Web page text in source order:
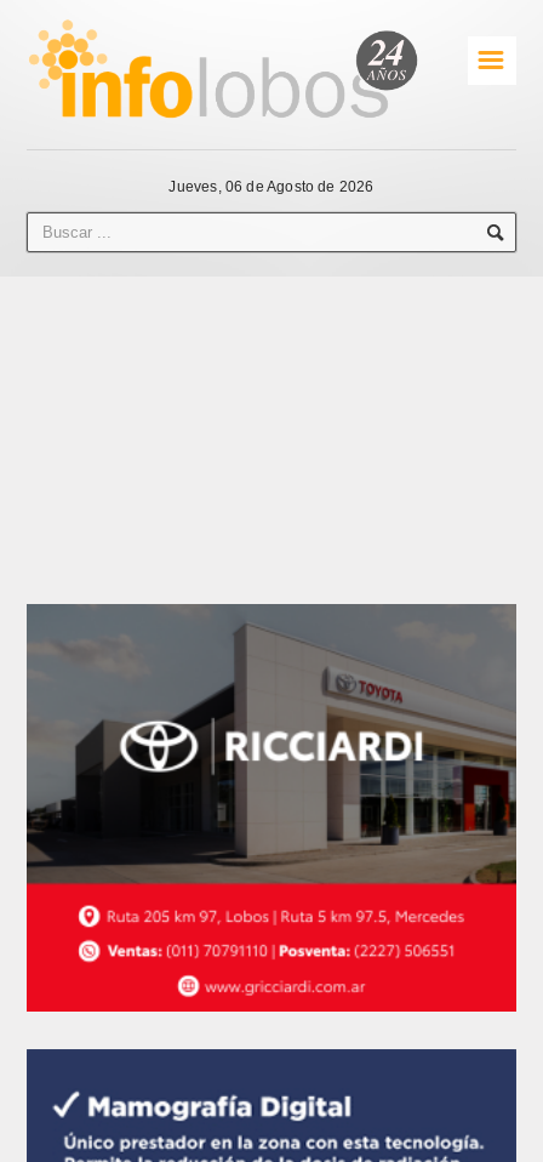
☰
Jueves, 06 de Agosto de 2026